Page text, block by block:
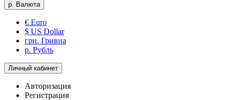
р. Валюта
€ Euro
$ US Dollar
грн. Гривна
р. Рубль
Личный кабинет
Авторизация
Регистрация